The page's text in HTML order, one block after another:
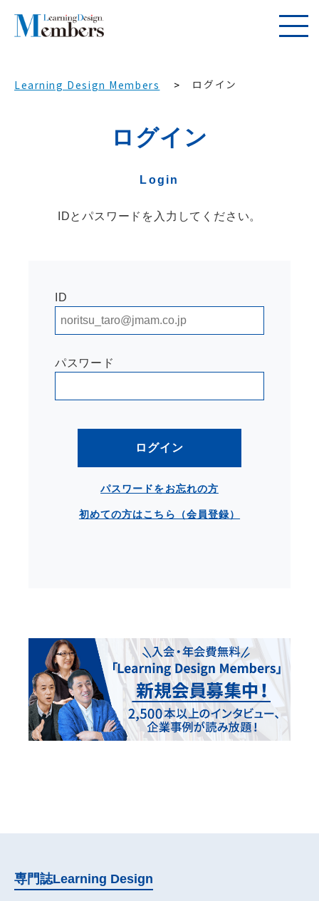
Learning Design Members ログイン
ログイン
Login
IDとパスワードを入力してください。
ID
パスワード
ログイン
パスワードをお忘れの方
初めての方はこちら（会員登録）
専門誌Learning Design